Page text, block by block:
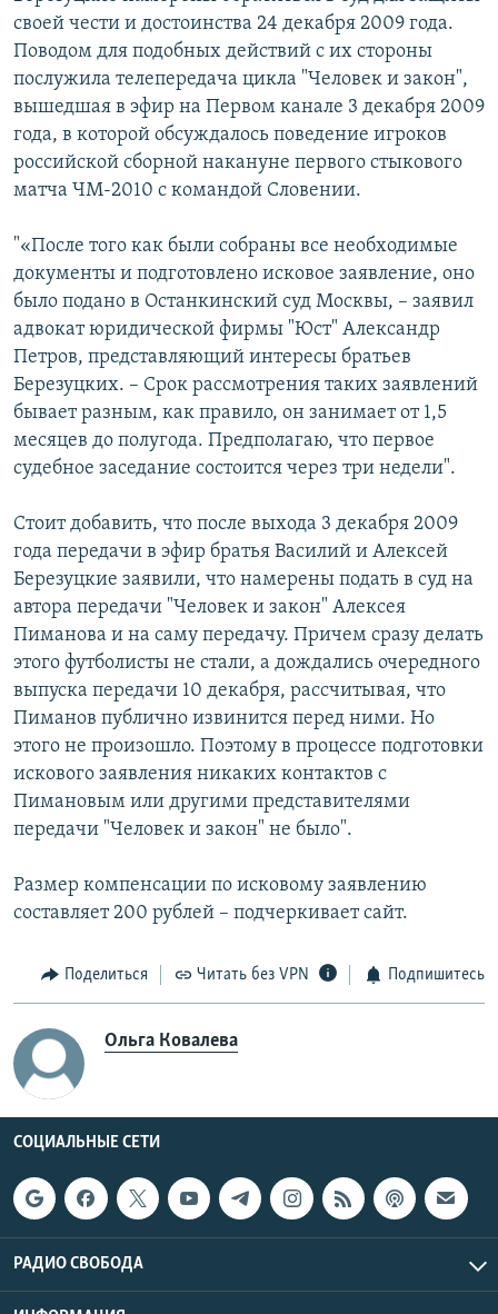
своей чести и достоинства 24 декабря 2009 года.
Поводом для подобных действий с их стороны
послужила телепередача цикла "Человек и закон",
вышедшая в эфир на Первом канале 3 декабря 2009
года, в которой обсуждалось поведение игроков
российской сборной накануне первого стыкового
матча ЧМ-2010 с командой Словении.
"«После того как были собраны все необходимые
документы и подготовлено исковое заявление, оно
было подано в Останкинский суд Москвы, – заявил
адвокат юридической фирмы "Юст" Александр
Петров, представляющий интересы братьев
Березуцких. – Срок рассмотрения таких заявлений
бывает разным, как правило, он занимает от 1,5
месяцев до полугода. Предполагаю, что первое
судебное заседание состоится через три недели".
Стоит добавить, что после выхода 3 декабря 2009
года передачи в эфир братья Василий и Алексей
Березуцкие заявили, что намерены подать в суд на
автора передачи "Человек и закон" Алексея
Пиманова и на саму передачу. Причем сразу делать
этого футболисты не стали, а дождались очередного
выпуска передачи 10 декабря, рассчитывая, что
Пиманов публично извинится перед ними. Но
этого не произошло. Поэтому в процессе подготовки
искового заявления никаких контактов с
Пимановым или другими представителями
передачи "Человек и закон" не было".
Размер компенсации по исковому заявлению
составляет 200 рублей – подчеркивает сайт.
Поделиться Читать без VPN Подпишитесь
Ольга Ковалева
СОЦИАЛЬНЫЕ СЕТИ
РАДИО СВОБОДА